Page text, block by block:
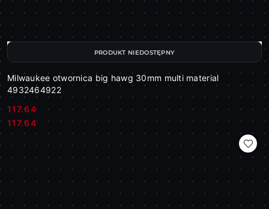
Milwaukee otwornica big hawg 30mm multi material
4932464922
Cena:
117.64
Cena:
117.64
PRODUKT NIEDOSTĘPNY